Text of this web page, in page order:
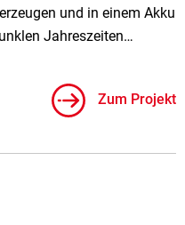
und in einem Akku
Jahreszeiten…
Zum Projekt